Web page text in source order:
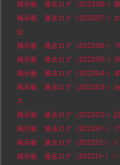
掲示板 過去ログ（202308-）
掲示板 過去ログ（202307-）エ
位
掲示板 過去ログ（202306-）
掲示板 過去ログ（202305-）
掲示板 過去ログ（202304-）
掲示板 過去ログ（202303-）
ス
掲示板 過去ログ（202302-）
掲示板 過去ログ（202301-）プ
掲示板 過去ログ（202212-）イ
掲示板 過去ログ（202211-）ソ